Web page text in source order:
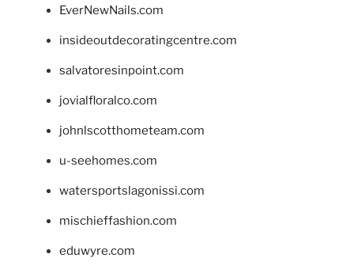
EverNewNails.com
insideoutdecoratingcentre.com
salvatoresinpoint.com
jovialfloralco.com
johnlscotthometeam.com
u-seehomes.com
watersportslagonissi.com
mischieffashion.com
eduwyre.com